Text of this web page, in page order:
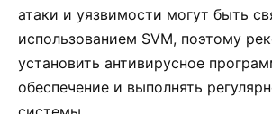
атаки и уязвимости могут быть
использованием SVM, поэтому
установить антивирусное
обеспечение и выполнять